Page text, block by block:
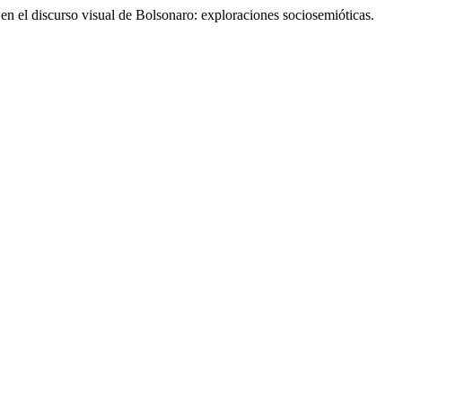
el discurso visual de Bolsonaro: exploraciones sociosemióticas.